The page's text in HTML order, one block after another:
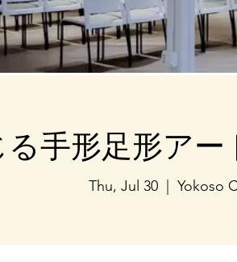
手形足形ア
Thu, Jul 30 Yokoso